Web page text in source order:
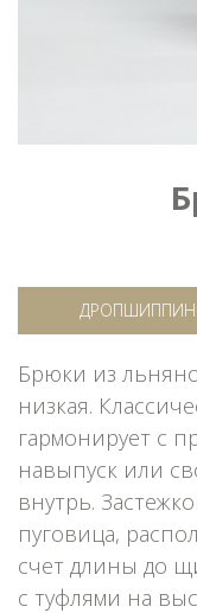
Брюки из
низкая.
гармонирует с
навыпуск или
внутрь.
пуговица,
счет длины до
с туфлями на